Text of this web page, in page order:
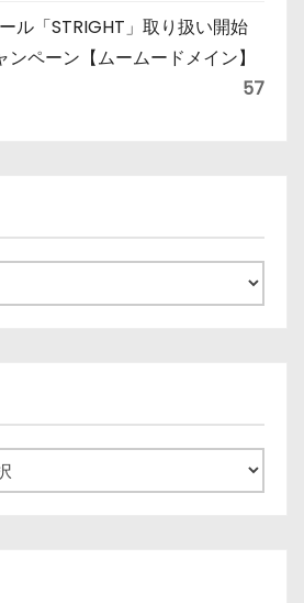
ル「STRIGHT」取り扱い開始
ペーン【ムームードメイン】
57